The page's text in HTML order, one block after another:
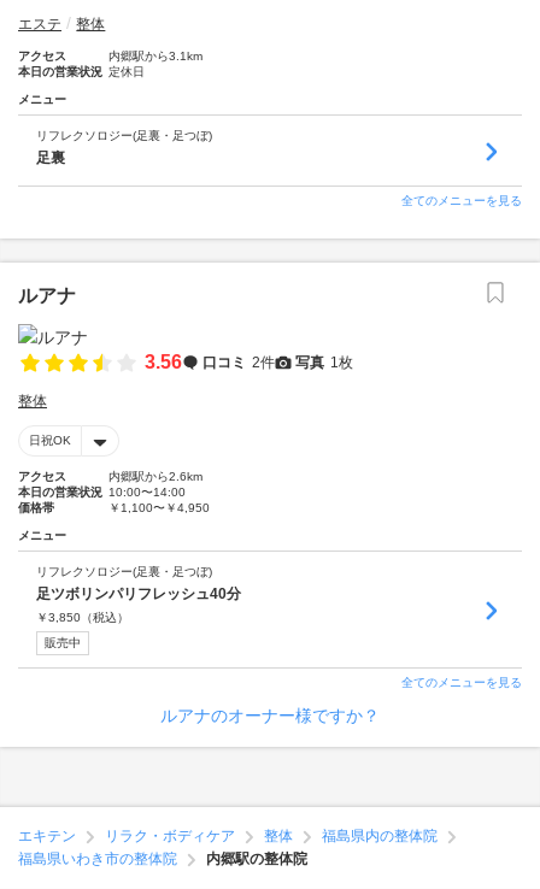
エステ 整体
アクセス
内郷駅から3.1km
本日の営業状況 定休日
メニュー
リフレクソロジー(足裏・足つぼ)
足裏
全てのメニューを見る
ルアナ
3.56 口コミ 2件 写真 1枚
整体
日祝OK
アクセス
内郷駅から2.6km
本日の営業状況 10:00〜14:00
価格帯
￥1,100〜￥4,950
メニュー
リフレクソロジー(足裏・足つぼ)
足ツボリンパリフレッシュ40分
￥3,850 （税込）
販売中
全てのメニューを見る
ルアナのオーナー様ですか？
エキテン リラク・ボディケア 整体
福島県内の整体院
福島県いわき市の整体院
内郷駅の整体院